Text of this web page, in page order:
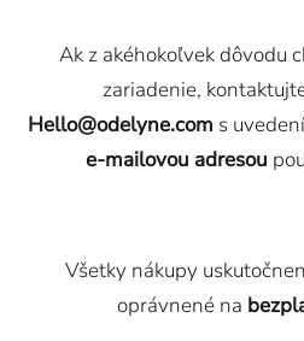
Ak z akéhokoľvek dôvodu
zariadenie,
Hello@odelyne.com s
e-mailovou adresou
Všetky nákupy
oprávnené na